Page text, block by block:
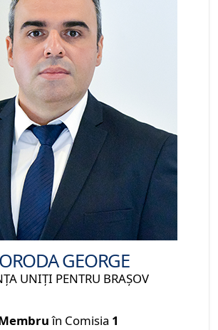
GEORGE
UNIȚI PENTRU BRAȘOV
în Comisia 1